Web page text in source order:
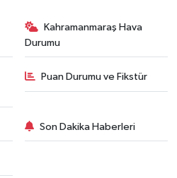
Kahramanmaraş Hava
Durumu
Puan Durumu ve Fikstür
Son Dakika Haberleri